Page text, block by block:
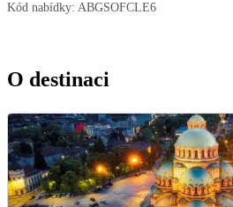
Kód nabídky: ABGSOFCLE6
O destinaci